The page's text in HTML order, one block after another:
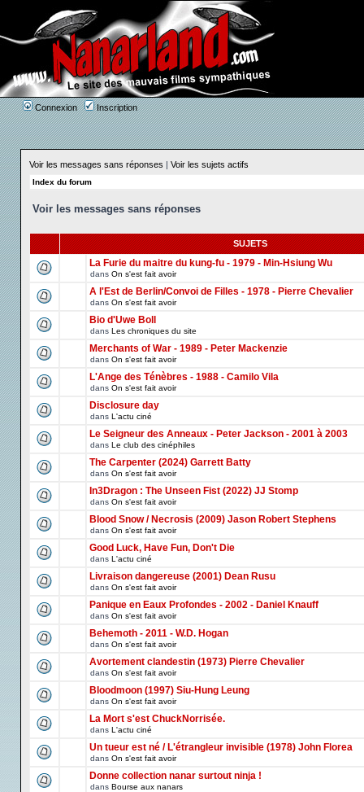
Connexion Inscription
Voir les messages sans réponses | Voir les sujets actifs
Index du forum
Voir les messages sans réponses
SUJETS
La Furie du maitre du kung-fu - 1979 - Min-Hsiung Wu
dans On s'est fait avoir
A l'Est de Berlin/Convoi de Filles - 1978 - Pierre Chevalier
dans On s'est fait avoir
Bio d'Uwe Boll
dans Les chroniques du site
Merchants of War - 1989 - Peter Mackenzie
dans On s'est fait avoir
L'Ange des Ténèbres - 1988 - Camilo Vila
dans On s'est fait avoir
Disclosure day
dans L'actu ciné
Le Seigneur des Anneaux - Peter Jackson - 2001 à 2003
dans Le club des cinéphiles
The Carpenter (2024) Garrett Batty
dans On s'est fait avoir
In3Dragon : The Unseen Fist (2022) JJ Stomp
dans On s'est fait avoir
Blood Snow / Necrosis (2009) Jason Robert Stephens
dans On s'est fait avoir
Good Luck, Have Fun, Don't Die
dans L'actu ciné
Livraison dangereuse (2001) Dean Rusu
dans On s'est fait avoir
Panique en Eaux Profondes - 2002 - Daniel Knauff
dans On s'est fait avoir
Behemoth - 2011 - W.D. Hogan
dans On s'est fait avoir
Avortement clandestin (1973) Pierre Chevalier
dans On s'est fait avoir
Bloodmoon (1997) Siu-Hung Leung
dans On s'est fait avoir
La Mort s'est ChuckNorrisée.
dans L'actu ciné
Un tueur est né / L'étrangleur invisible (1978) John Florea
dans On s'est fait avoir
Donne collection nanar surtout ninja !
dans Bourse aux nanars